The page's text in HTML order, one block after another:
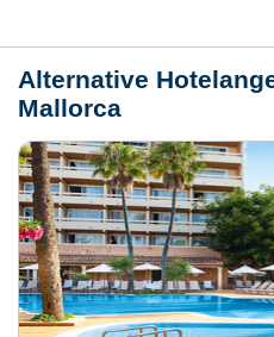
Alternative
Mallorca